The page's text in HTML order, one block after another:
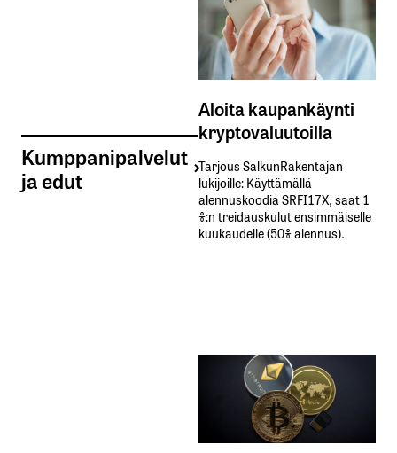
Kumppanipalvelut
ja edut
Aloita kaupankäynti
kryptovaluutoilla
Tarjous SalkunRakentajan
lukijoille: Käyttämällä​ ​
alennuskoodia​ ​SRFI17X,​ ​saat​ ​1
%:n treidauskulut​ ​ensimmäiselle​ ​
kuukaudelle​ ​(50%​ ​alennus).